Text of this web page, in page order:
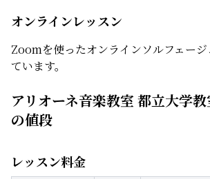
オンラインレッスン
Zoomを使ったオンラインソルフェー
ています。
アリオーネ音楽教室 都立大学
の値段
レッスン料金